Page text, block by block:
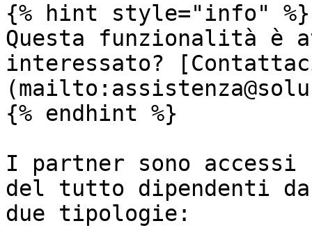
{% hint style="info" %}
Questa funzionalità
interessato?
{% endhint %}
I partner sono
del tutto dipendenti da
due tipologie: